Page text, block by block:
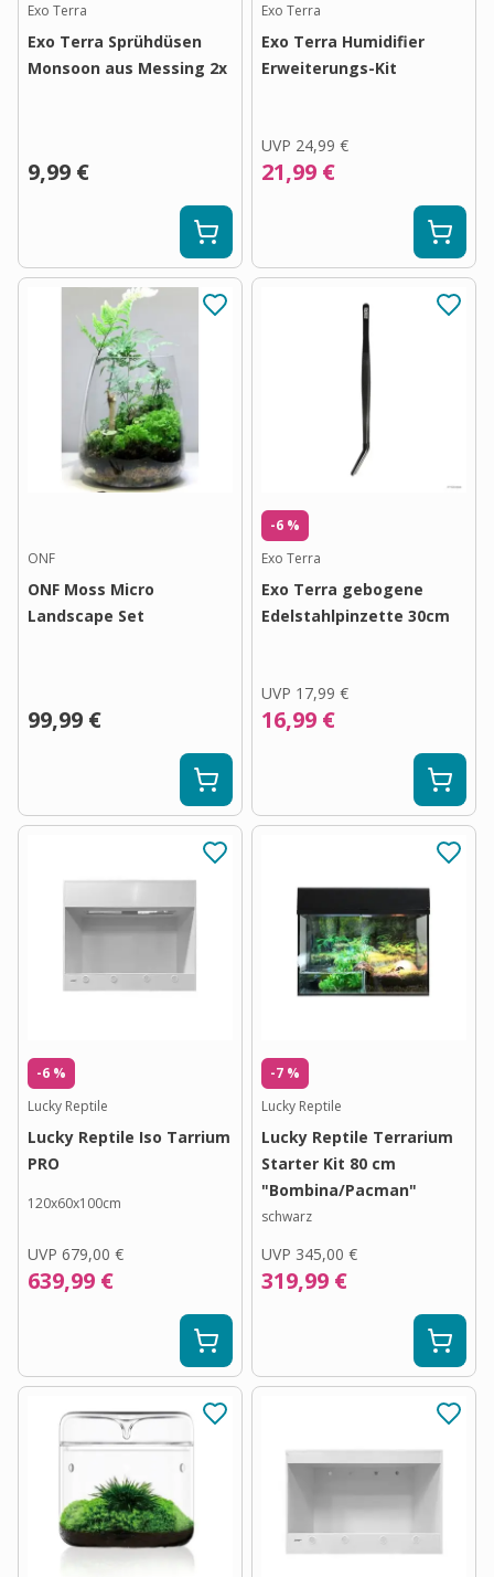
Exo Terra
Exo Terra Sprühdüsen
Monsoon aus Messing 2x
9,99 €
Exo Terra
Exo Terra Humidifier
Erweiterungs-Kit
UVP 24,99 €
21,99 €
ONF
ONF Moss Micro
Landscape Set
99,99 €
-6 %
Exo Terra
Exo Terra gebogene
Edelstahlpinzette 30cm
UVP 17,99 €
16,99 €
-6 %
Lucky Reptile
Lucky Reptile Iso Tarrium
PRO
120x60x100cm
UVP 679,00 €
639,99 €
-7 %
Lucky Reptile
Lucky Reptile Terrarium
Starter Kit 80 cm
"Bombina/Pacman"
schwarz
UVP 345,00 €
319,99 €